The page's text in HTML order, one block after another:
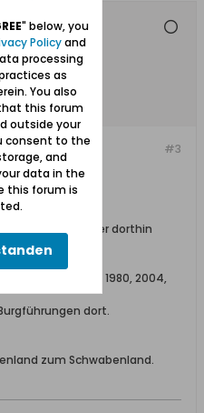
#3
sehenswert.
einen Abstecher dorthin
entdecken.
dann 1980, 2004,
dort.
zum Schwabenland.
" below, you
Policyand
processing
as
You also
this forum
outside your
consent to the
and
data in the
this forum is